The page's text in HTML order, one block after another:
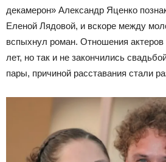
декамерон» Александр Яценко
Еленой Лядовой, и вскоре между
вспыхнул роман. Отношения
лет, но так и не закончились
пары, причиной расставания стали